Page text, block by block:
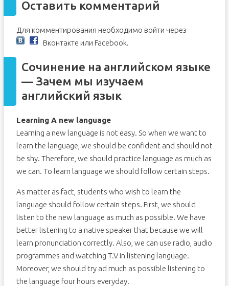
Оставить комментарий
Для комментирования необходимо войти через
Вконтакте или Facebook.
Сочинение на английском языке
— Зачем мы изучаем
английский язык
Learning A new language
Learning a new language is not easy. So when we want to
learn the language, we should be confident and should not
be shy. Therefore, we should practice language as much as
we can. To learn language we should follow certain steps.
As matter as fact, students who wish to learn the
language should follow certain steps. First, we should
listen to the new language as much as possible. We have
better listening to a native speaker that because we will
learn pronunciation correctly. Also, we can use radio, audio
programmes and watching T.V in listening language.
Moreover, we should try ad much as possible listening to
the language four hours everyday.